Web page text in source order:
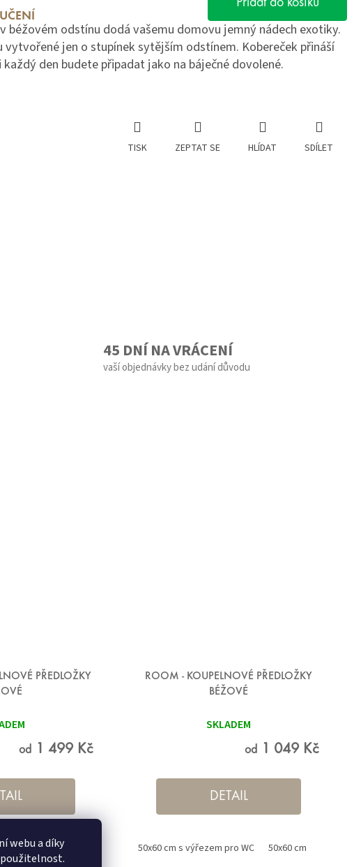
webu a díky
použitelnost.
Přidat do košíku
v béžovém odstínu dodá vašemu domovu jemný nádech exotiky.
vytvořené jen o stupínek sytějším odstínem. Kobereček přináší
den budete připadat jako na báječné dovolené.
TISK ZEPTAT SE HLÍDAT SDÍLET
45 DNÍ NA VRÁCENÍ
vaší objednávky bez udání důvodu
PŘEDLOŽKY
od 1 499 Kč
WC 60x60 cm 70x120 cm 80x140 cm
ROOM - KOUPELNOVÉ PŘEDLOŽKY
BÉŽOVÉ
SKLADEM
od 1 049 Kč
DETAIL
50x60 cm s výřezem pro WC 50x60 cm